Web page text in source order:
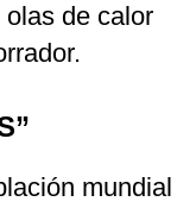
de calor
mundial